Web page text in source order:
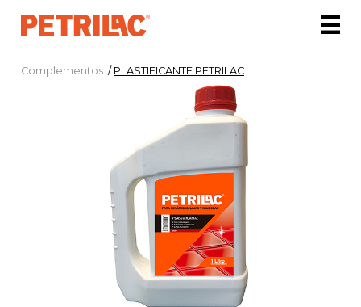
Complementos / PLASTIFICANTE PETRILAC